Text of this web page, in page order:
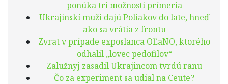
ponúka tri možnosti prímeria
Ukrajinskí muži dajú Poliakov do late, hneď
ako sa vrátia z frontu
Zvrat v prípade exposlanca OĽaNO, ktorého
odhalil „lovec pedofilov“
Zalužnyj zasadil Ukrajincom tvrdú ranu
Čo za experiment sa udial na Ceute?